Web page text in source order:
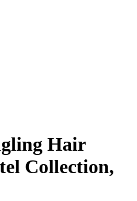
Hair
Collection,